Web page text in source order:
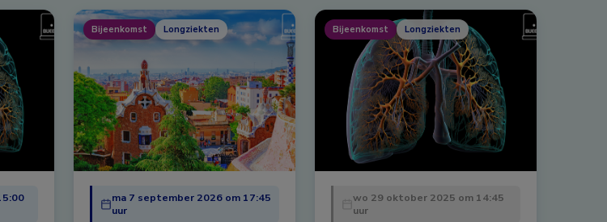
Bijeenkomst Longziekten
ma 7 september 2026 om 17:45
uur
Bijeenkomst Longziekten
wo 29 oktober 2025 om 14:45
uur